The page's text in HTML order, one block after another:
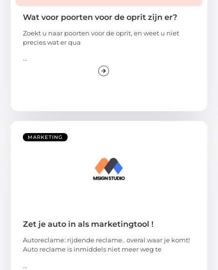
Wat voor poorten voor de oprit zijn er?
Zoekt u naar poorten voor de oprit, en weet u niet
precies wat er qua
...
MARKETING
Zet je auto in als marketingtool !
Autoreclame: rijdende reclame.. overal waar je komt!
Auto reclame is inmiddels niet meer weg te
...